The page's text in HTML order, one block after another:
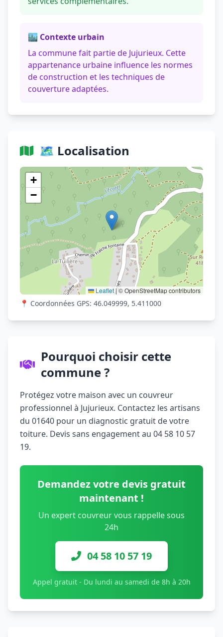
🏙️ Contexte urbain
La commune fait partie de Jujurieux. Cette
appartenance urbaine influence les normes
de construction et les techniques de
couverture adaptées.
🗺️ Localisation
+
−
Leaflet|© OpenStreetMap contributors
Voir sur OpenStreetMap
📍 Coordonnées GPS: 46.049999, 5.411000
Pourquoi choisir cette
commune ?
Protégez votre maison avec un couvreur
professionnel à Jujurieux. Contactez les artisans
du 01640 pour un diagnostic gratuit de votre
toiture. Devis sans engagement au 04 58 10 57
19.
Demandez votre devis gratuit
maintenant !
Un expert couvreur vous rappelle sous
24h
04 58 10 57 19
Appel gratuit - Du lundi au samedi de 8h à 20h